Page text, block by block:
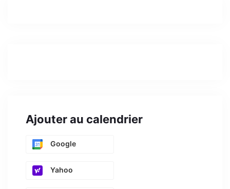
Ajouter au calendrier
Google
Yahoo